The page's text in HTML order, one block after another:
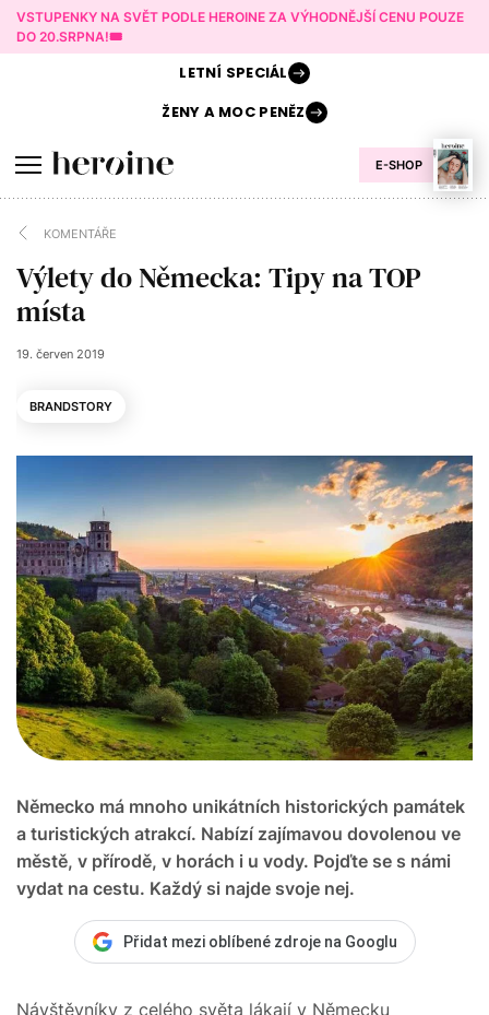
VSTUPENKY NA SVĚT PODLE HEROINE ZA VÝHODNĚJŠÍ CENU POUZE
DO 20.SRPNA!🎟️
E-SHOP
LETNÍ SPECIÁL
ŽENY AMOC PENĚZ
KOMENTÁŘE
Výlety do Německa: Tipy na TOP
místa
19. červen 2019
BRANDSTORY
Německo má mnoho unikátních historických památek
a turistických atrakcí. Nabízí zajímavou dovolenou ve
městě, v přírodě, v horách i u vody. Pojďte se s námi
vydat na cestu. Každý si najde svoje nej.
Přidat mezi oblíbené zdroje na Googlu
Návštěvníky z celého světa lákají v Německu